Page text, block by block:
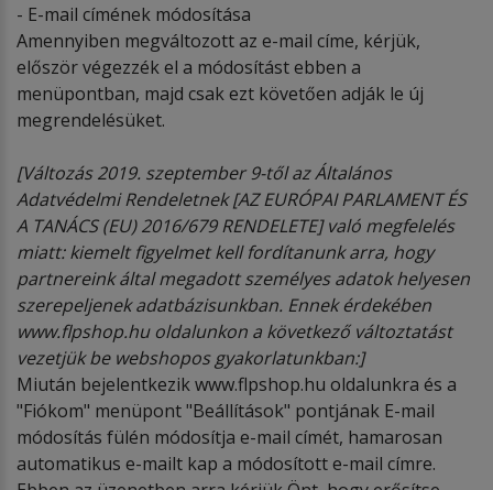
- E-mail címének módosítása
Amennyiben megváltozott az e-mail címe, kérjük,
először végezzék el a módosítást ebben a
menüpontban, majd csak ezt követően adják le új
megrendelésüket.
[Változás 2019. szeptember 9-től az Általános
Adatvédelmi Rendeletnek [AZ EURÓPAI PARLAMENTÉS
A TANÁCS (EU) 2016/679 RENDELETE] való megfelelés
miatt: kiemelt figyelmet kell fordítanunk arra, hogy
partnereink által megadott személyes adatok helyesen
szerepeljenek adatbázisunkban. Ennekérdekében
www.flpshop.hu oldalunkon a következő változtatást
vezetjük be webshopos gyakorlatunkban:]
Miután bejelentkezik www.flpshop.hu oldalunkra és a
"Fiókom" menüpont "Beállítások" pontjának E-mail
módosítás fülén módosítja e-mail címét, hamarosan
automatikus e-mailt kap a módosított e-mail címre.